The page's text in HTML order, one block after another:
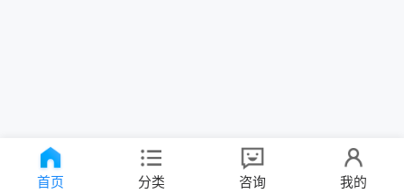
首页 分类 咨询 我的